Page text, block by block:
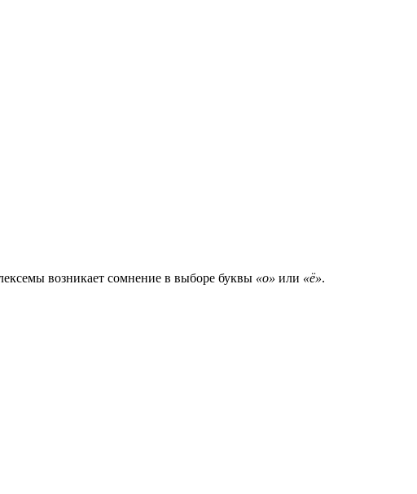
воз­ни­ка­ет сомне­ние в выбо­ре бук­вы «о» или «ё».